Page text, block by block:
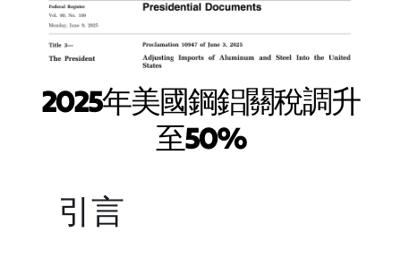
2025年美國鋼鋁關稅調升
至50%
引言